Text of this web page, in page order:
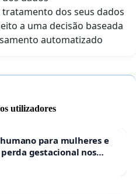
dos seus dados
a uma decisão baseada
automatizado
utilizadores
para mulheres e
gestacional nos